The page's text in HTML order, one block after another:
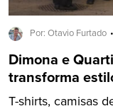
Por: Otavio Furtado
Dimona e
transforma
T-shirts, camisas